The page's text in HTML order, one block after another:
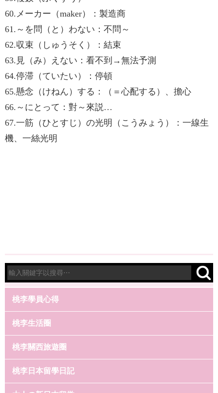
60.メーカー（maker）：製造商
61.～を問（と）わない：不問～
62.収束（しゅうそく）：結束
63.見（み）えない：看不到→無法予測
64.停滞（ていたい）：停頓
65.懸念（けねん）する：（＝心配する）、擔心
66.～にとって：對～來説…
67.一筋（ひとすじ）の光明（こうみょう）：一線生
機、一絲光明
桃李學員心得
桃李生活圈
桃李關西旅遊圈
桃李日本留學日記